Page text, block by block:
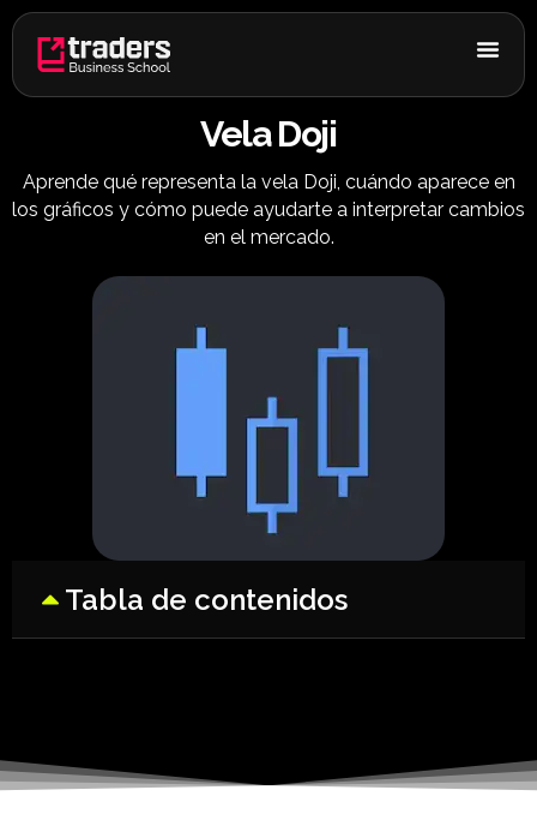
contenido
Vela Doji
Aprende qué representa la vela Doji, cuándo aparece en
los gráficos y cómo puede ayudarte a interpretar cambios
en el mercado.
Tabla de contenidos